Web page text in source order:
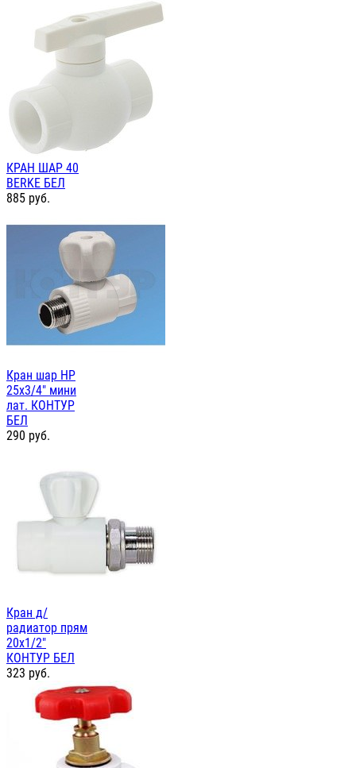
КРАН ШАР 40
BERKE БЕЛ
885 руб.
Кран шар НР
25х3/4" мини
лат. КОНТУР
БЕЛ
290 руб.
Кран д/
радиатор прям
20х1/2"
КОНТУР БЕЛ
323 руб.